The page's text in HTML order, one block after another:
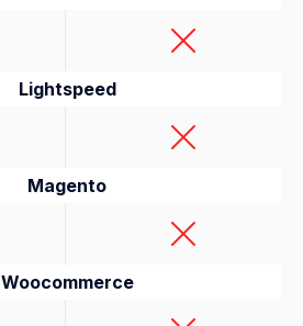
Lightspeed
Magento
Woocommerce